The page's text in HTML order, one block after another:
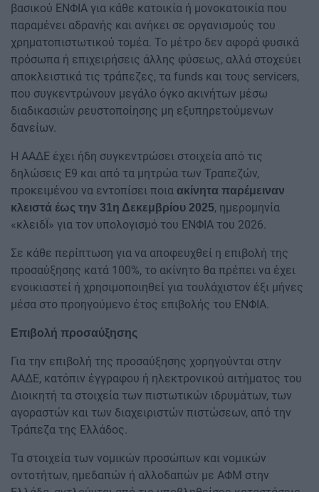
βασικού ΕΝΦΙΑ για κάθε κατοικία ή μονοκατοικία που
παραμένει αδρανής και ανήκει σε οργανισμούς του
χρηματοπιστωτικού τομέα. Το μέτρο δεν αφορά φυσικά
πρόσωπα ή επιχειρήσεις άλλης φύσεως, αλλά στοχεύει
αποκλειστικά τις τράπεζες, τα funds και τους servicers,
που συγκεντρώνουν μεγάλο όγκο ακινήτων μέσω
διαδικασιών ρευστοποίησης μη εξυπηρετούμενων
δανείων.
Η ΑΑΔΕ έχει ήδη συγκεντρώσει στοιχεία από τις
δηλώσεις Ε9 και από τα μητρώα των Τραπεζών,
προκειμένου να εντοπίσει ποια ακίνητα παρέμειναν
κλειστά έως την 31η Δεκεμβρίου 2025, ημερομηνία
«κλειδΪ» για τον υπολογισμό του ΕΝΦΙΑ του 2026.
Σε κάθε περίπτωση για να αποφευχθεί η επιβολή της
προσαύξησης κατά 100%, το ακίνητο θα πρέπει να έχει
ενοικιαστεί ή χρησιμοποιηθεί για τουλάχιστον έξι μήνες
μέσα στο προηγούμενο έτος επιβολής του ΕΝΦΙΑ.
Επιβολή προσαύξησης
Για την επιβολή της προσαύξησης χορηγούνται στην
ΑΑΔΕ, κατόπιν έγγραφου ή ηλεκτρονικού αιτήματος του
Διοικητή τα στοιχεία των πιστωτικών ιδρυμάτων, των
αγοραστών και των διαχειριστών πιστώσεων, από την
Τράπεζα της Ελλάδος.
Τα στοιχεία των νομικών προσώπων και νομικών
οντοτήτων, ημεδαπών ή αλλοδαπών με ΑΦΜ στην